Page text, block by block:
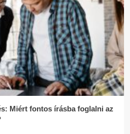
Miért fontos írásba foglalni az